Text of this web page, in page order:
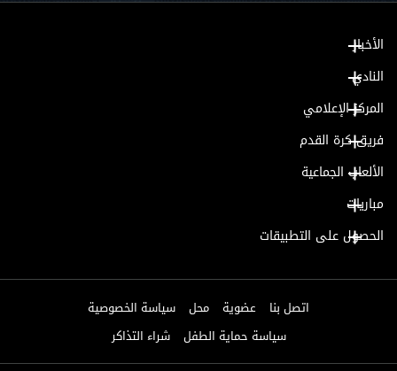
الأخبار
النادي
المركز الإعلامي
فريق كرة القدم
الألعاب الجماعية
مباريات
الحصول على التطبيقات
اتصل بنا عضوية محل سياسة الخصوصية
سياسة حماية الطفل
شراء التذاكر